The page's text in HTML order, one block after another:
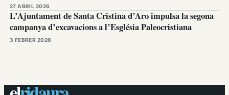
27 ABRIL 2026
L’Ajuntament de Santa Cristina d’Aro impulsa la segona
campanya d’excavacions a l’Església Paleocristiana
3 FEBRER 2026